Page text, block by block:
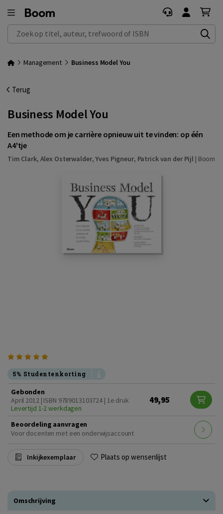
Zoek op titel, auteur, trefwoord of ISBN
Management Business Model You
Terug
Business Model You
Een methode om je carrière opnieuw uit te vinden: op één
A4'tje
Tim Clark, Alex Osterwalder,Yves Pigneur, Patrick van der Pijl | Boom
5% Studentenkorting
Gebonden
April 2012 | ISBN 9789013103724 | 1e druk
Levertijd 1-2 werkdagen
49,95
Beoordeling aanvragen
Voor docenten met een onderwijsaccount
Inkijkexemplaar Plaats op wensenlijst
Omschrijving